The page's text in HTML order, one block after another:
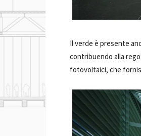
Il verde è presente
contribuendo alla
fotovoltaici, che